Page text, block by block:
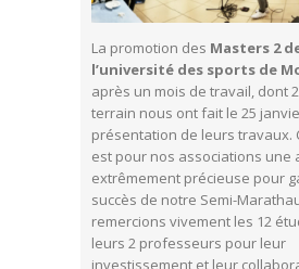
La promotion des Masters 2
l’université des sports de
après un mois de travail, dont
terrain nous ont fait le 25
présentation de leurs travaux.
est pour nos associations une
extrêmement précieuse pour
succès de notre Semi-
remercions vivement les 12
leurs 2 professeurs pour leur
investissement et leur